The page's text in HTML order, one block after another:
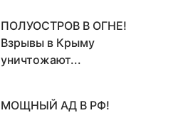
ПОЛУОСТРОВ В ОГНЕ!
Взрывы в Крыму
уничтожают...
МОЩНЫЙ АД В РФ!